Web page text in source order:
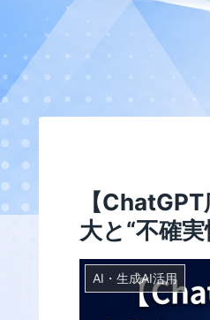
【
大と“不確
AI・生成AI活用